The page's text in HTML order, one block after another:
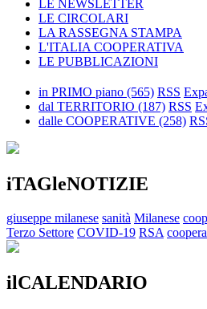
LE NEWSLETTER
LE CIRCOLARI
LA RASSEGNA STAMPA
L'ITALIA COOPERATIVA
LE PUBBLICAZIONI
in PRIMO piano (565) RSS
dal TERRITORIO (187) RSS
dalle COOPERATIVE (258)
iTAGleNOTIZIE
giuseppe milanese sanità Milanese
Terzo Settore COVID-19 RSA
ilCALENDARIO